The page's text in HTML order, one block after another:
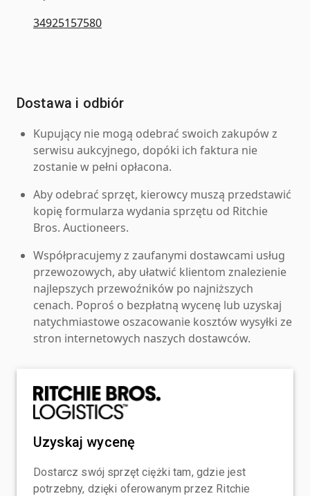
34925157580
Dostawa i odbiór
Kupujący nie mogą odebrać swoich zakupów z
serwisu aukcyjnego, dopóki ich faktura nie
zostanie w pełni opłacona.
Aby odebrać sprzęt, kierowcy muszą przedstawić
kopię formularza wydania sprzętu od Ritchie
Bros. Auctioneers.
Współpracujemy z zaufanymi dostawcami usług
przewozowych, aby ułatwić klientom znalezienie
najlepszych przewoźników po najniższych
cenach. Poproś o bezpłatną wycenę lub uzyskaj
natychmiastowe oszacowanie kosztów wysyłki ze
stron internetowych naszych dostawców.
Uzyskaj wycenę
Dostarcz swój sprzęt ciężki tam, gdzie jest
potrzebny, dzięki oferowanym przez Ritchie